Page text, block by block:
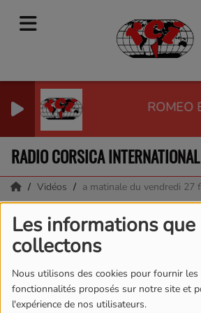
Les informations que
collectons
Nous utilisons des cookies pour fournir les
fonctionnalités proposés sur notre site et
l'expérience de nos utilisateurs.
ROMEO
RADIO CORSICA INTERNATIONAL
Vidéos a matinale du vendredi 27
a matinale du
27 fevrier